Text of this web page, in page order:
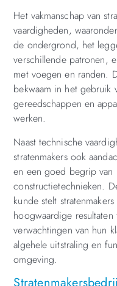
Het vakmanschap van
vaardigheden,
de ondergrond, het
verschillende patronen,
met voegen en randen.
bekwaam in het gebruik
gereedschappen en
werken.
Naast technische
stratenmakers ook
en een goed begrip van
constructietechnieken.
kunde stelt
hoogwaardige
verwachtingen van hun
algehele uitstraling en
omgeving.